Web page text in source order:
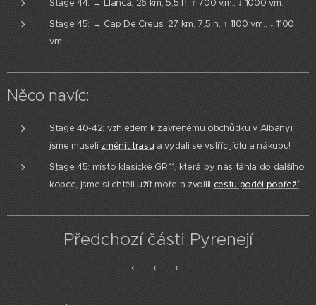
Stage 44: → Llancá, 26 km, 5,5 h, ↑ 700 v.m., ↓ 1000 v.m.
Stage 45: → Cap De Creus, 27 km, 7,5 h, ↑ 1100 v.m., ↓ 1100
v.m.
Něco navíc:
Stage 40-42: vzhledem k zavřenému obchůdku v Albanyi
jsme museli změnit trasu a vydali se vstříc jídlu a nákupu!
Stage 45: místo klasické GR 11, která by nás táhla do dalšího
kopce, jsme si chtěli užít moře a zvolili cestu podél pobřeží
Předchozí části Pyrenejí
← ← ←